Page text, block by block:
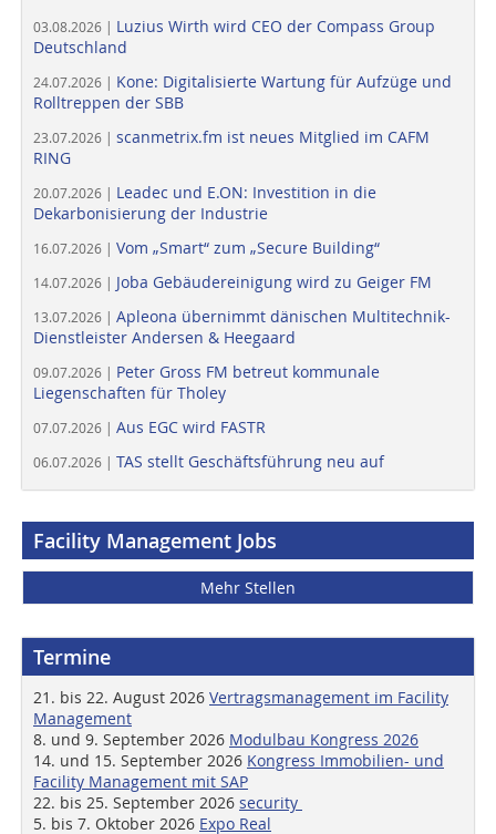
03.08.2026 | Luzius Wirth wird CEO der Compass Group
Deutschland
24.07.2026 | Kone: Digitalisierte Wartung für Aufzüge und
Rolltreppen der SBB
23.07.2026 | scanmetrix.fm ist neues Mitglied im CAFM
RING
20.07.2026 | Leadec und E.ON: Investition in die
Dekarbonisierung der Industrie
16.07.2026 | Vom „Smart“ zum „Secure Building“
14.07.2026 | Joba Gebäudereinigung wird zu Geiger FM
13.07.2026 | Apleona übernimmt dänischen Multitechnik-
Dienstleister Andersen & Heegaard
09.07.2026 | Peter Gross FM betreut kommunale
Liegenschaften für Tholey
07.07.2026 | Aus EGC wird FASTR
06.07.2026 | TAS stellt Geschäftsführung neu auf
Facility Management Jobs
Mehr Stellen
Termine
21. bis 22. August 2026 Vertragsmanagement im Facility
Management
8. und 9. September 2026 Modulbau Kongress 2026
14. und 15. September 2026 Kongress Immobilien- und
Facility Management mit SAP
22. bis 25. September 2026 security
5. bis 7. Oktober 2026 Expo Real